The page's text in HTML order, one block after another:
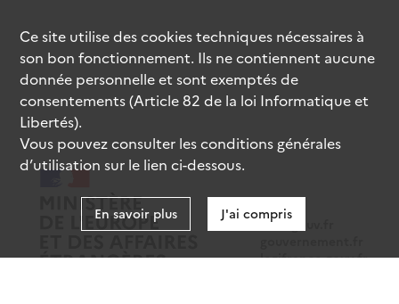
data.gouv.fr
legifrance.gouv.fr
Ce site utilise descookiestechniques nécessaires à
son bon fonctionnement. Ils ne contiennent aucune
donnée personnelle et sont exemptés de
consentements (Article 82 de la loi Informatique et
Libertés).
Vous pouvez consulter les conditions générales
d’utilisation sur le lien ci-dessous.
En savoir plus J'ai compris